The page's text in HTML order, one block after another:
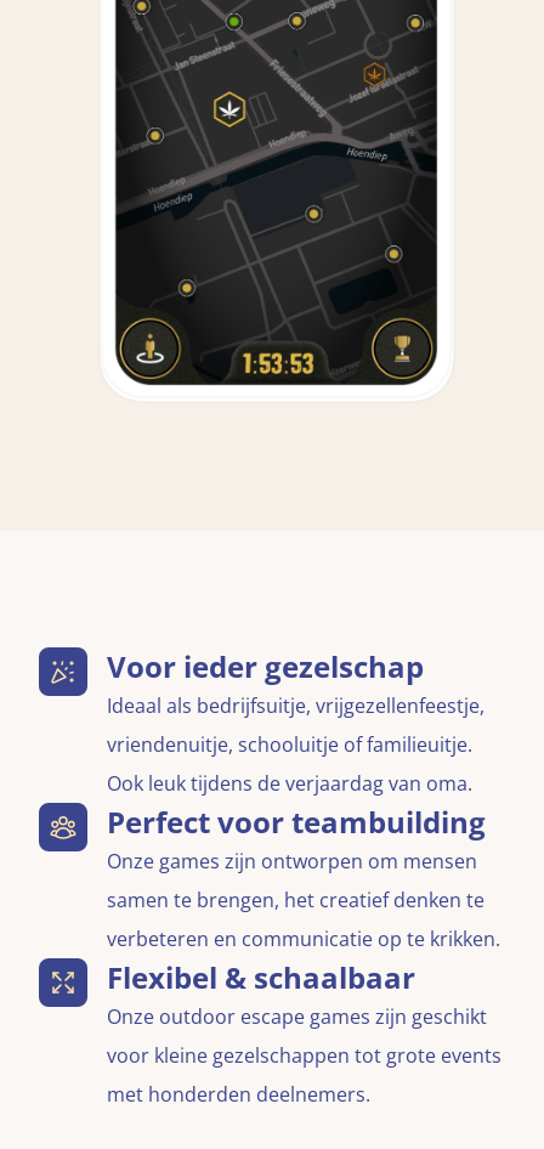
Voor ieder gezelschap
Ideaal als bedrijfsuitje, vrijgezellenfeestje,
vriendenuitje, schooluitje of familieuitje.
Ook leuk tijdens de verjaardag van oma.
Perfect voor teambuilding
Onze games zijn ontworpen om mensen
samen te brengen, het creatief denken te
verbeteren en communicatie op te krikken.
Flexibel & schaalbaar
Onze outdoor escape games zijn geschikt
voor kleine gezelschappen tot grote events
met honderden deelnemers.